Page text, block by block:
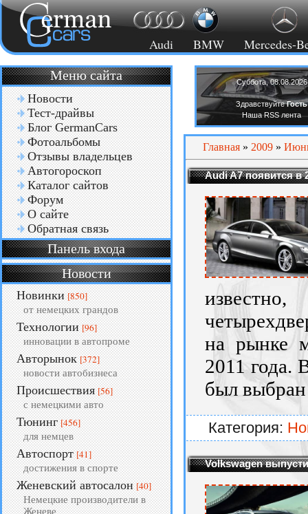
Audi BMW Mercedes-
Меню сайта
Новости
Тест-драйвы
Блог GermanCars
Фотоальбомы
Отзывы владельцев
Автогороскоп
Каталог сайтов
Форум
О сайте
Обратная связь
Панель входа
Новости
Новинки [850]
от немецких грандов
Технологии [96]
инновации в автопроме
Авторынок [372]
новости автобизнеса
Происшествия [56]
с немецкими авто
Тюнинг [456]
для немцев
Автоспорт [41]
достижения в спорте
Женевский автосалон [40]
Немецкие производители в
Женеве
Суббота, 08.08.2026
ЗдравствуйтеГость
Наша RSS лента
Главная » 2009 »
Audi A7 появится в
на рынке
2011 года.
был
Категория:
Volkswagen